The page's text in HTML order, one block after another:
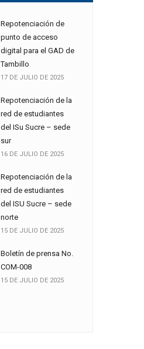
Repotenciación de
punto de acceso
digital para el GAD de
Tambillo
17 DE JULIO DE 2025
Repotenciación de la
red de estudiantes
del ISu Sucre – sede
sur
16 DE JULIO DE 2025
Repotenciación de la
red de estudiantes
del ISU Sucre – sede
norte
15 DE JULIO DE 2025
Boletín de prensa No.
COM-008
15 DE JULIO DE 2025